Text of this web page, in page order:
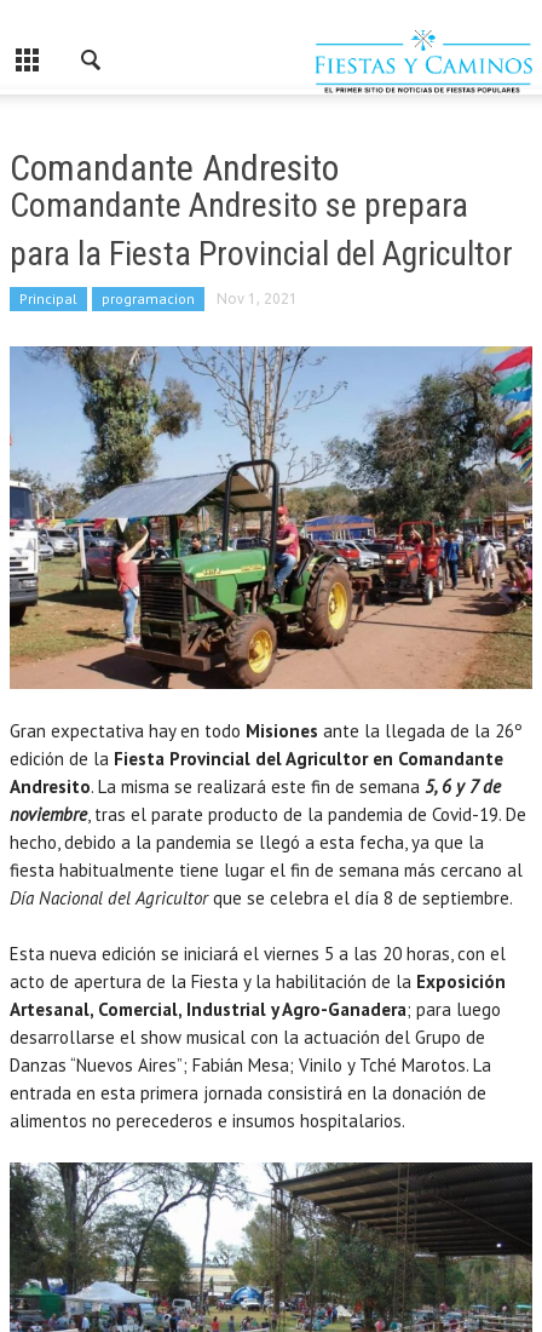
Comandante Andresito
Comandante Andresito se prepara
para la Fiesta Provincial del Agricultor
Principal programacion Nov 1, 2021
Gran expectativa hay en todo Misiones ante la llegada de la 26º
edición de la Fiesta Provincial del Agricultor en Comandante
Andresito. La misma se realizará este fin de semana 5, 6 y 7 de
noviembre, tras el parate producto de la pandemia de Covid-19. De
hecho, debido a la pandemia se llegó a esta fecha, ya que la
fiesta habitualmente tiene lugar el fin de semana más cercano al
Día Nacional del Agricultorque se celebra el día 8 de septiembre.
Esta nueva edición se iniciará el viernes 5 a las 20 horas, con el
acto de apertura de la Fiesta y la habilitación de la Exposición
Artesanal, Comercial, Industrial y Agro-Ganadera; para luego
desarrollarse el show musical con la actuación del Grupo de
Danzas “Nuevos Aires”; Fabián Mesa; Vinilo y Tché Marotos. La
entrada en esta primera jornada consistirá en la donación de
alimentos no perecederos e insumos hospitalarios.